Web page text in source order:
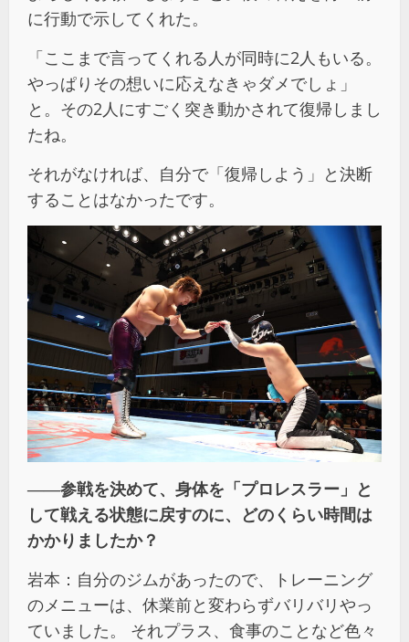
に行動で示してくれた。
「ここまで言ってくれる人が同時に2人もいる。
やっぱりその想いに応えなきゃダメでしょ」
と。その2人にすごく突き動かされて復帰しまし
たね。
それがなければ、自分で「復帰しよう」と決断
することはなかったです。
――参戦を決めて、身体を「プロレスラー」と
して戦える状態に戻すのに、どのくらい時間は
かかりましたか？
岩本：自分のジムがあったので、トレーニング
のメニューは、休業前と変わらずバリバリやっ
ていました。 それプラス、食事のことなど色々